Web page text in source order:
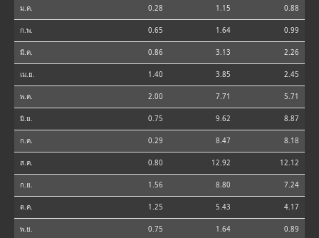
ม.ค. 0.28 1.15 0.88
ก.พ. 0.65 1.64 0.99
มี.ค. 0.86 3.13 2.26
เม.ย. 1.40 3.85 2.45
พ.ค. 2.00 7.71 5.71
มิ.ย. 0.75 9.62 8.87
ก.ค. 0.29 8.47 8.18
ส.ค. 0.80 12.92 12.12
ก.ย. 1.56 8.80 7.24
ต.ค. 1.25 5.43 4.17
พ.ย. 0.75 1.64 0.89